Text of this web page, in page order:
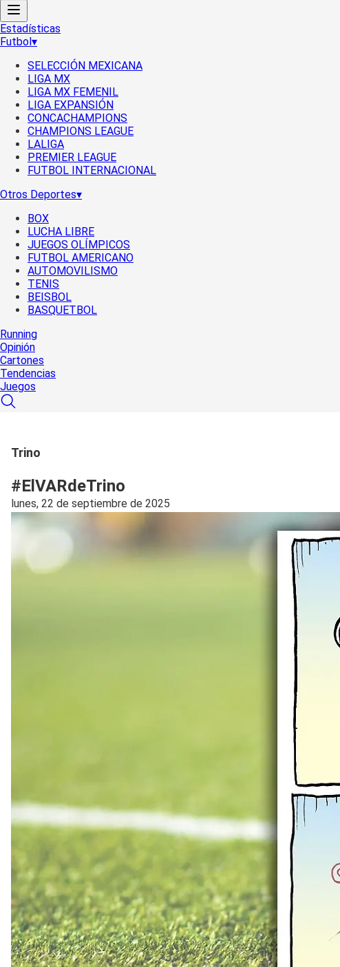
Estadísticas
Futbol▾
SELECCIÓN MEXICANA
LIGA MX
LIGA MX FEMENIL
LIGA EXPANSIÓN
CONCACHAMPIONS
CHAMPIONS LEAGUE
LALIGA
PREMIER LEAGUE
FUTBOL INTERNACIONAL
Otros Deportes▾
BOX
LUCHA LIBRE
JUEGOS OLÍMPICOS
FUTBOL AMERICANO
AUTOMOVILISMO
TENIS
BEISBOL
BASQUETBOL
Running
Opinión
Cartones
Tendencias
Juegos
Trino
#ElVARdeTrino
lunes, 22 de septiembre de 2025